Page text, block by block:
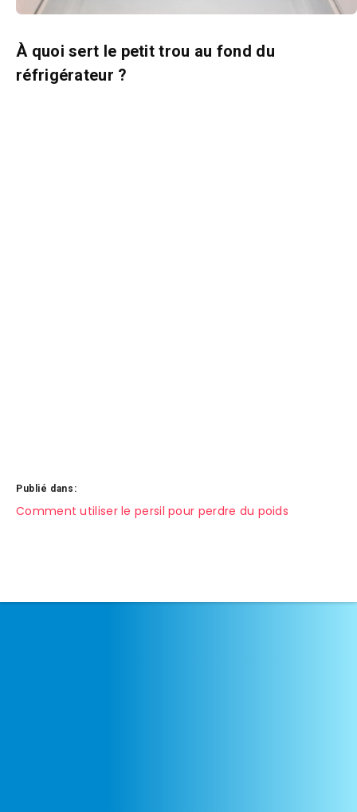
À quoi sert le petit trou au fond du
réfrigérateur ?
Publié dans:
Navigation
Comment utiliser le persil pour perdre du poids